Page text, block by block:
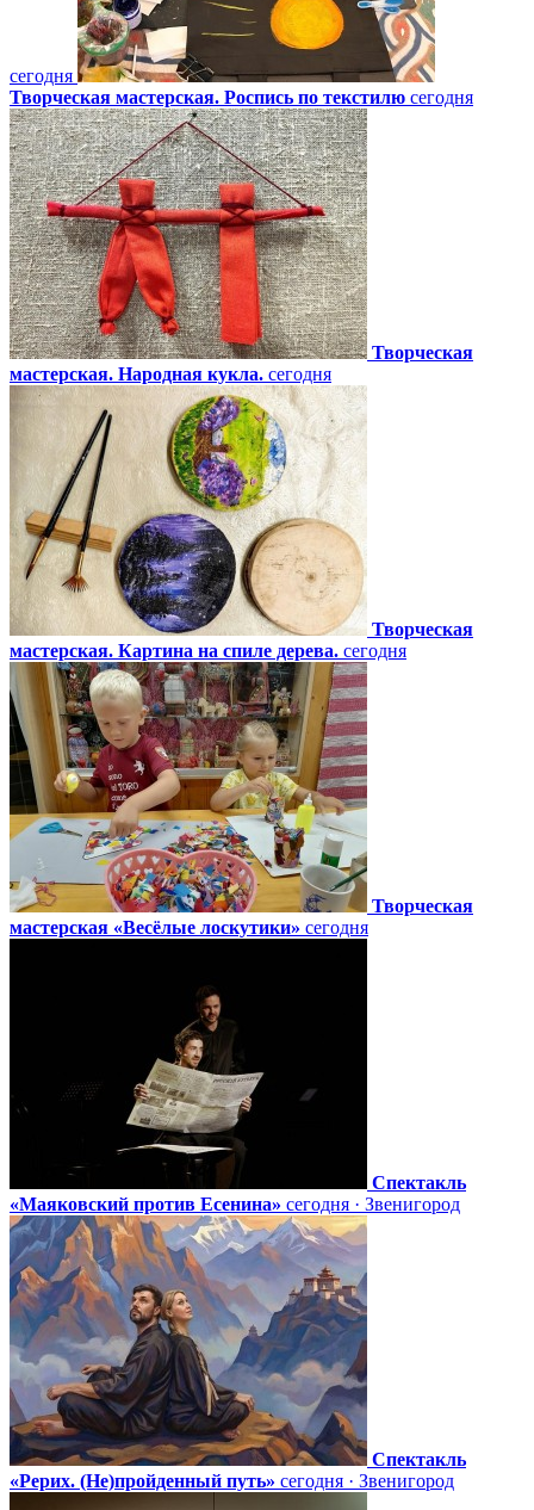
сегодня
Творческая мастерская. Роспись по текстилю сегодня
Творческая
мастерская. Народная кукла. сегодня
Творческая
мастерская. Картина на спиле дерева. сегодня
Творческая
мастерская «Весёлые лоскутики» сегодня
Спектакль
«Маяковский против Есенина» сегодня · Звенигород
Спектакль
«Рерих. (Не)пройденный путь» сегодня · Звенигород